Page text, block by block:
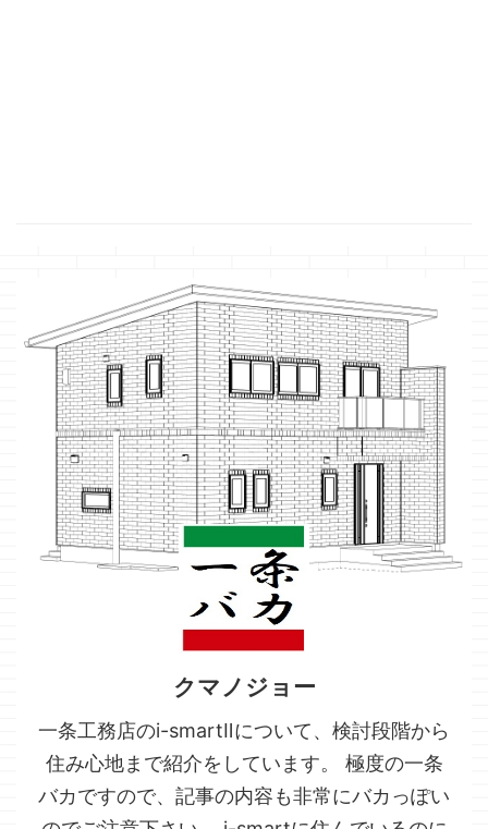
クマノジョー
一条工務店のi-smartⅡについて、検討段階から
住み心地まで紹介をしています。 極度の一条
バカですので、記事の内容も非常にバカっぽい